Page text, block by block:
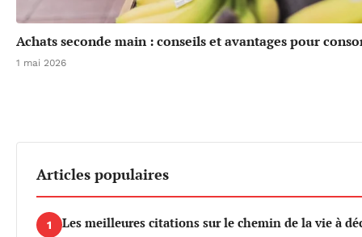
Achats seconde main : conseils et avantages pour
1 mai 2026
Articles populaires
1 Les meilleures citations sur le chemin de la vie à